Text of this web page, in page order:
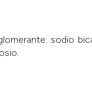
sodio